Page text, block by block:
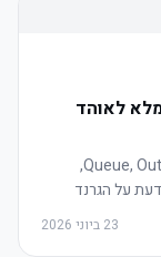
— המדריך המלא לאוהד
איך מגיעים לווימבלדון? הבאלוט, ה-Queue, Outside Courts,
על הגרנד
23 ביוני 2026